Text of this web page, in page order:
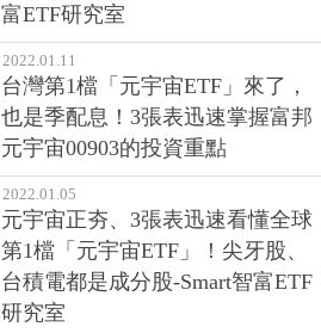
富ETF研究室
2022.01.11
台灣第1檔「元宇宙ETF」來了，
也是季配息！3張表迅速掌握富邦
元宇宙00903的投資重點
2022.01.05
元宇宙正夯、3張表迅速看懂全球
第1檔「元宇宙ETF」！尖牙股、
台積電都是成分股-Smart智富ETF
研究室